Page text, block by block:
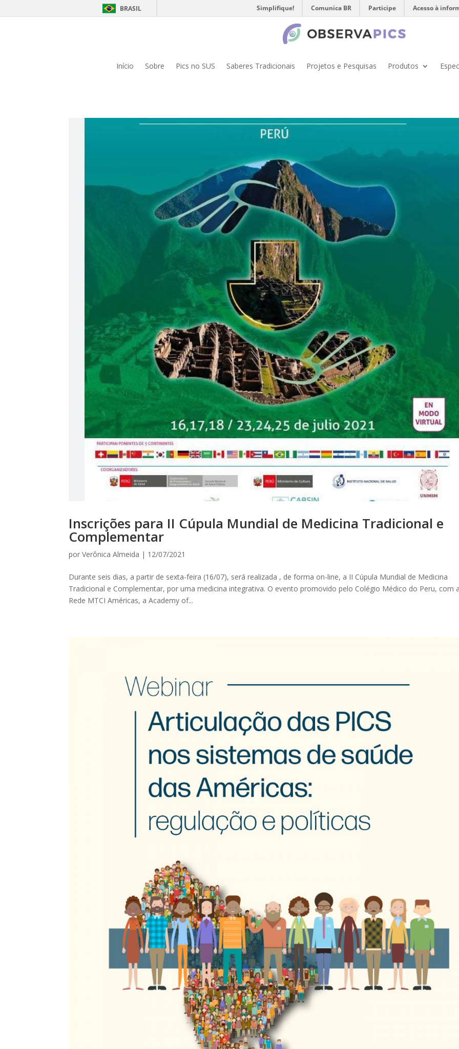
BRASIL Simplifique! Comunica BR Participe Acesso à
Início Sobre Pics no SUS Saberes Tradicionais Projetos e Pesquisas Produtos
Inscrições para II Cúpula Mundial de Medicina Tradicional e
Complementar
porVerônica Almeida | 12/07/2021
Durante seis dias, a partir de sexta-feira (16/07), será realizada , de forma on-line, a II Cúpula Mundial de Medicina
Tradicional e Complementar, por uma medicina integrativa. O evento promovido pelo Colégio Médico do Peru, com
Rede MTCI Américas, a Academy of...